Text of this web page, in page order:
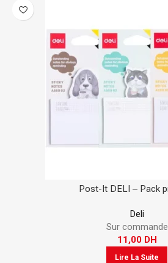
Post-It DELI – Pack
Deli
Sur commande
11,00 DH
Lire La Suite